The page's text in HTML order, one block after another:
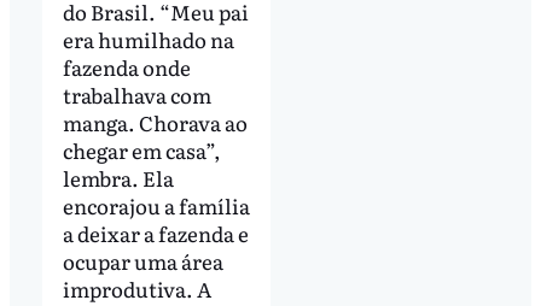
do Brasil. “Meu pai
era humilhado na
fazenda onde
trabalhava com
manga. Chorava ao
chegar em casa”,
lembra. Ela
encorajou a família
a deixar a fazenda e
ocupar uma área
improdutiva. A